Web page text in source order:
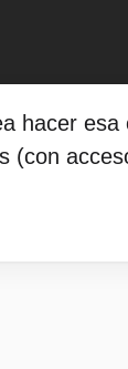
hacer
(con